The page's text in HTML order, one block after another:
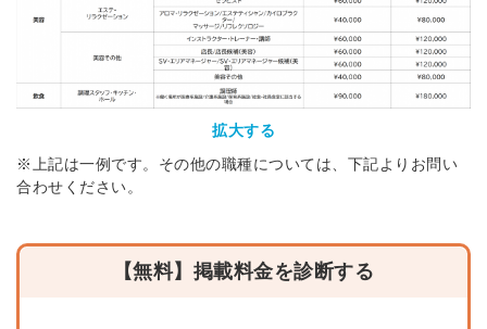
拡大する
※上記は一例です。その他の職種については、下記よりお問い
合わせください。
【無料】掲載料金を診断する